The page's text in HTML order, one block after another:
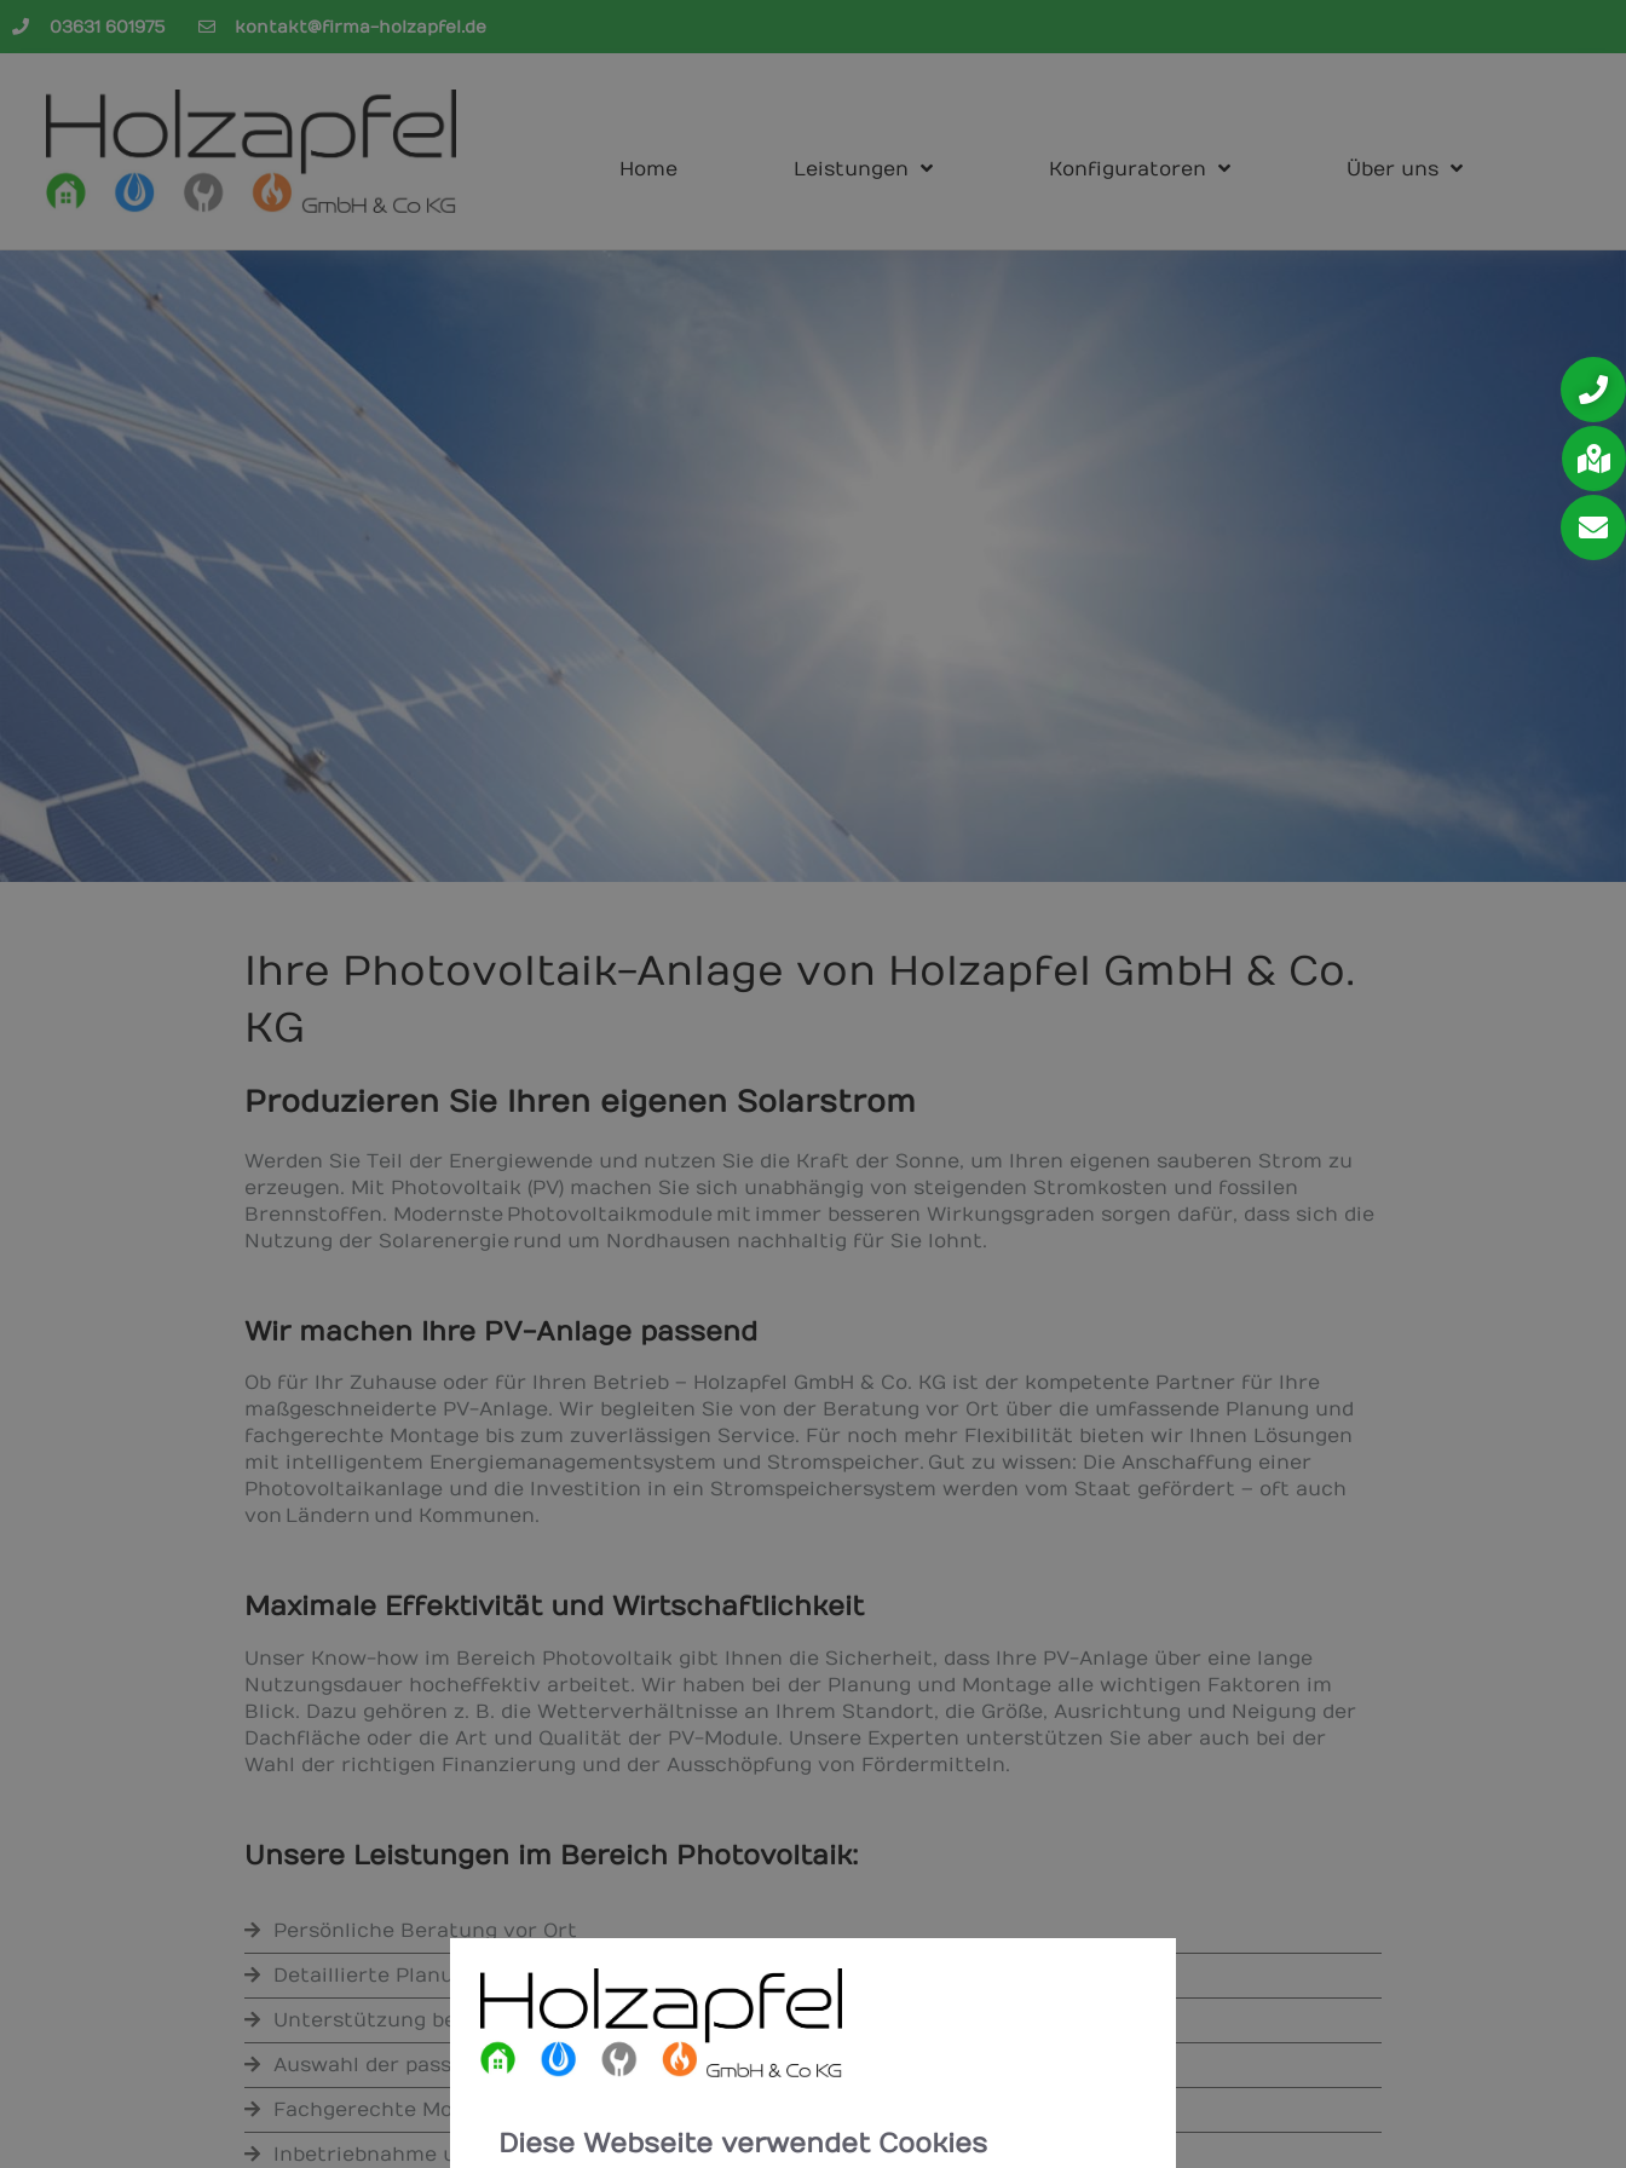
03631 601975 kontakt@firma-holzapfel.de
Home Leistungen Konfiguratoren Über uns
Ihre Photovoltaik-Anlage von Holzapfel GmbH & Co.
KG
Produzieren Sie Ihren eigenen Solarstrom
Werden Sie Teil der Energiewende und nutzen Sie die Kraft der Sonne, um Ihren eigenen sauberen Strom zu
erzeugen. Mit Photovoltaik (PV) machen Sie sich unabhängig von steigenden Stromkosten und fossilen
Brennstoffen. Modernste Photovoltaikmodule mit immer besseren Wirkungsgraden sorgen dafür, dass sich die
Nutzung der Solarenergie rund um Nordhausen nachhaltig für Sie lohnt.
Wir machen Ihre PV-Anlage passend
Ob für Ihr Zuhause oder für Ihren Betrieb – Holzapfel GmbH & Co. KG ist der kompetente Partner für Ihre
maßgeschneiderte PV-Anlage. Wir begleiten Sie von der Beratung vor Ort über die umfassende Planung und
fachgerechte Montage bis zum zuverlässigen Service. Für noch mehr Flexibilität bieten wir Ihnen Lösungen
mit intelligentem Energiemanagementsystem und Stromspeicher. Gut zu wissen: Die Anschaffung einer
Photovoltaikanlage und die Investition in ein Stromspeichersystem werden vom Staat gefördert – oft auch
von Ländern und Kommunen.
Maximale Effektivität und Wirtschaftlichkeit
Unser Know-how im Bereich Photovoltaik gibt Ihnen die Sicherheit, dass Ihre PV-Anlage über eine lange
Nutzungsdauer hocheffektiv arbeitet. Wir haben bei der Planung und Montage alle wichtigen Faktoren im
Blick. Dazu gehören z. B. die Wetterverhältnisse an Ihrem Standort, die Größe, Ausrichtung und Neigung der
Dachfläche oder die Art und Qualität der PV-Module. Unsere Experten unterstützen Sie aber auch bei der
Wahl der richtigen Finanzierung und der Ausschöpfung von Fördermitteln.
Unsere Leistungen im Bereich Photovoltaik:
Persönliche Beratung vor Ort
Detaillierte Planung Ihrer Photovoltaik-Anlage
Unterstützung bei Finanzierung und Fördermöglichkeiten
Auswahl der passenden PV-Komponenten
Fachgerechte Montage der PV-Module
Inbetriebnahme und Abnahme Ihrer PV-Anlage
Diese Webseite verwendet Cookies